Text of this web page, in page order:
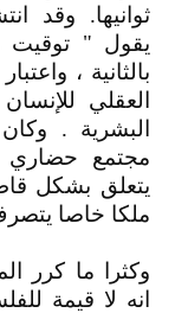
ثوانيها. وقد
يقول " توقيت
بالثانية ،
العقلي
البشرية .
مجتمع حضاري
يتعلق بشكل
ملكا خاصا
وكثرا ما كرر
انه لا قيمة